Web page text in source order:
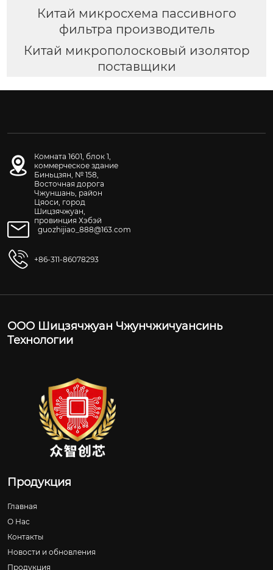
Китай микросхема пассивного
фильтра производитель
Китай микрополосковый изолятор
поставщики
Комната 1601, блок 1,
коммерческое здание
Биньцзян, № 158,
Восточная дорога
Чжуншань, район
Цяоси, город
Шицзячжуан,
провинция Хэбэй
guozhijiao_888@163.com
+86-311-86078293
ООО Шицзячжуан Чжунчжичуансинь
Технологии
Продукция
Главная
О Нас
Контакты
Новости и обновления
Продукция